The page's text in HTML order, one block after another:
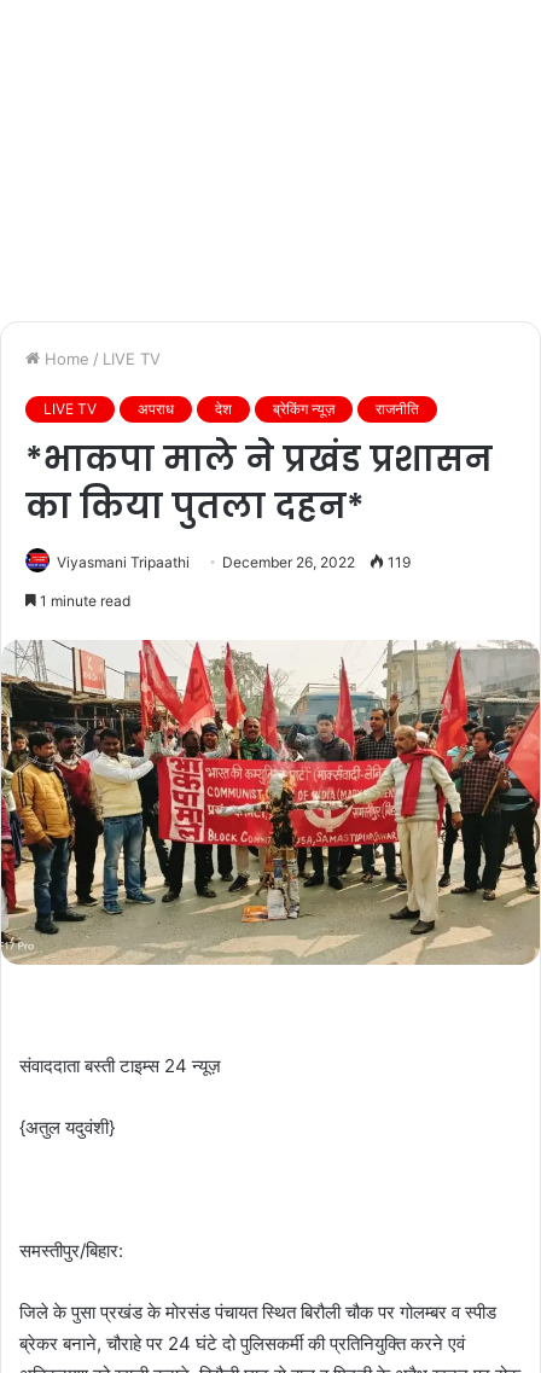
Home / LIVE TV
LIVE TV अपराध देश ब्रेकिंग न्यूज़ राजनीति
*भाकपा माले ने प्रखंड प्रशासन
का किया पुतला दहन*
Viyasmani Tripaathi December 26, 2022 119
1 minute read
संवाददाता बस्ती टाइम्स 24 न्यूज़
{अतुल यदुवंशी}
समस्तीपुर/बिहार:
जिले के पुसा प्रखंड के मोरसंड पंचायत स्थित बिरौली चौक पर गोलम्बर व स्पीड
ब्रेकर बनाने, चौराहे पर 24 घंटे दो पुलिसकर्मी की प्रतिनियुक्ति करने एवं